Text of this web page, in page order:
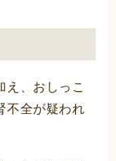
え、おしっこ
不全が疑われ